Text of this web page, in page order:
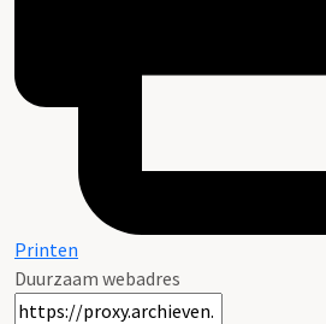
Printen
Duurzaam webadres